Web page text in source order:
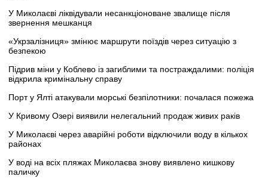
У Миколаєві ліквідували несанкціоноване звалище після
звернення мешканця
«Укрзалізниця» змінює маршрути поїздів через ситуацію з
безпекою
Підрив міни у Коблево із загиблими та постраждалими: поліція
відкрила кримінальну справу
Порт у Ялті атакували морські безпілотники: почалася пожежа
У Кривому Озері виявили нелегальний продаж живих раків
У Миколаєві через аварійні роботи відключили воду в кількох
районах
У воді на всіх пляжах Миколаєва знову виявлено кишкову
паличку